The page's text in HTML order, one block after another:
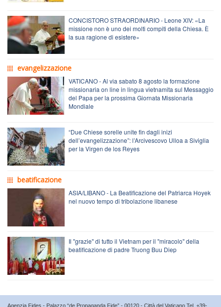
CONCISTORO STRAORDINARIO - Leone XIV: «La
missione non è uno dei molti compiti della Chiesa. È
la sua ragione di esistere»
evangelizzazione
VATICANO - Al via sabato 8 agosto la formazione
missionaria on line in lingua vietnamita sul Messaggio
del Papa per la prossima Giornata Missionaria
Mondiale
“Due Chiese sorelle unite fin dagli inizi
dell’evangelizzazione”: l’Arcivescovo Ulloa a Siviglia
per la Virgen de los Reyes
beatificazione
ASIA/LIBANO - La Beatificazione del Patriarca Hoyek
nel nuovo tempo di tribolazione libanese
Il "grazie" di tutto il Vietnam per il "miracolo" della
beatificazione di padre Truong Buu Diep
Agenzia Fides - Palazzo “de Propaganda Fide” - 00120 - Città del Vaticano Tel. +39-